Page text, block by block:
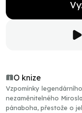
O knize
Vzpomínky
nezaměnitelného
pánaboha, přestože o